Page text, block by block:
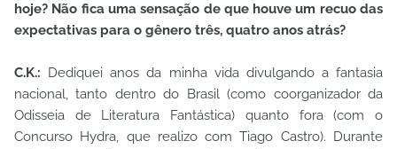
hoje? Não fica uma sensação de que houve um recuo das
expectativas para o gênero três, quatro anos atrás?
C.K.:
Dediquei anos da minha vida divulgando a fantasia
nacional, tanto dentro do Brasil (como coorganizador da
Odisseia de Literatura Fantástica) quanto fora (com o
Concurso Hydra, que realizo com Tiago Castro). Durante